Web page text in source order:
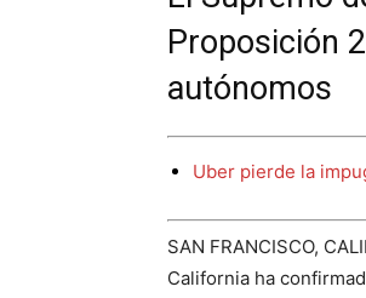
Proposición
autónomos
Uber pierde la
SAN FRANCISCO,
California ha